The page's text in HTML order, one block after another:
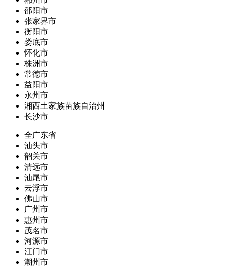
邵阳市
张家界市
衡阳市
娄底市
怀化市
株洲市
常德市
益阳市
永州市
湘西土家族苗族自治州
长沙市
全广东省
汕头市
韶关市
清远市
汕尾市
云浮市
佛山市
广州市
惠州市
茂名市
河源市
江门市
潮州市